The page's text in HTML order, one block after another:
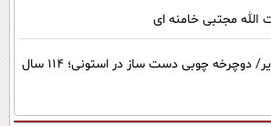
الله مجتبی خامنه ای
تاریخ به روایت تصویر/ دوچرخه چوبی دست ساز در استونی؛ 114 سال